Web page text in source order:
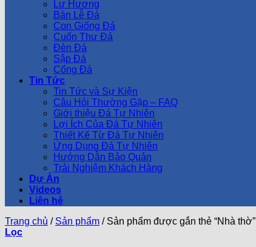
Lư Hương
Bàn Lễ Đá
Con Giống Đá
Cuốn Thư Đá
Đèn Đá
Sập Đá
Cổng Đá
Tin Tức
Tin Tức và Sự Kiện
Câu Hỏi Thường Gặp – FAQ
Giới thiệu Đá Tự Nhiên
Lợi Ích Của Đá Tự Nhiên
Thiết Kế Từ Đá Tự Nhiên
Ứng Dụng Đá Tự Nhiên
Hướng Dẫn Bảo Quản
Trải Nghiệm Khách Hàng
Dự Án
Videos
Liên hệ
Trang chủ / Sản phẩm /Sản phẩm được gắn thẻ “Nhà thờ”
Lọc